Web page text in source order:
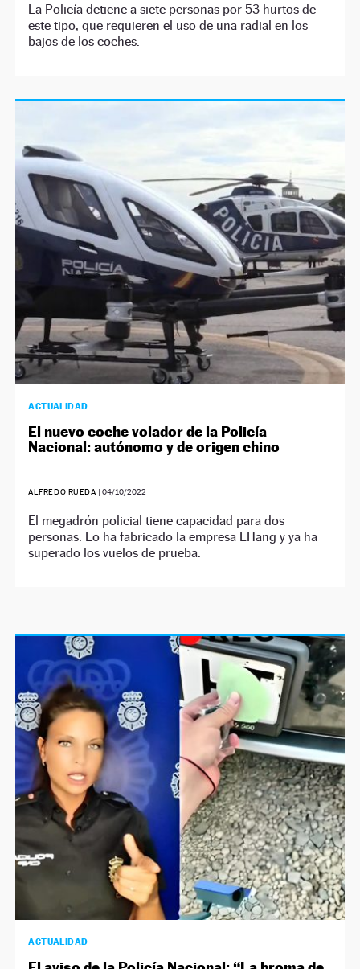
La Policía detiene a siete personas por 53 hurtos de
este tipo, que requieren el uso de una radial en los
bajos de los coches.
ACTUALIDAD
El nuevo coche volador de la Policía
Nacional: autónomo y de origen chino
ALFREDO RUEDA | 04/10/2022
El megadrón policial tiene capacidad para dos
personas. Lo ha fabricado la empresa EHang y ya ha
superado los vuelos de prueba.
ACTUALIDAD